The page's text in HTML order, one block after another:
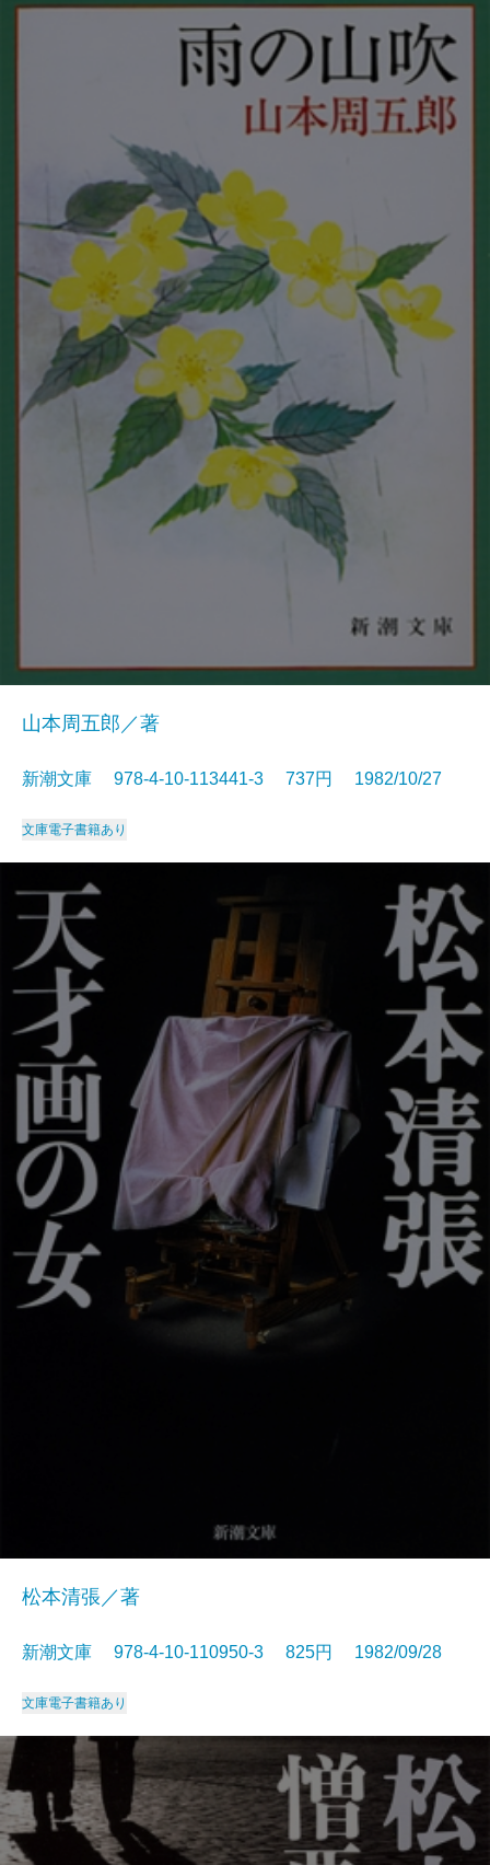
山本周五郎／著
新潮文庫 978-4-10-113441-3 737円 1982/10/27
文庫電子書籍あり
松本清張／著
新潮文庫 978-4-10-110950-3 825円 1982/09/28
文庫電子書籍あり